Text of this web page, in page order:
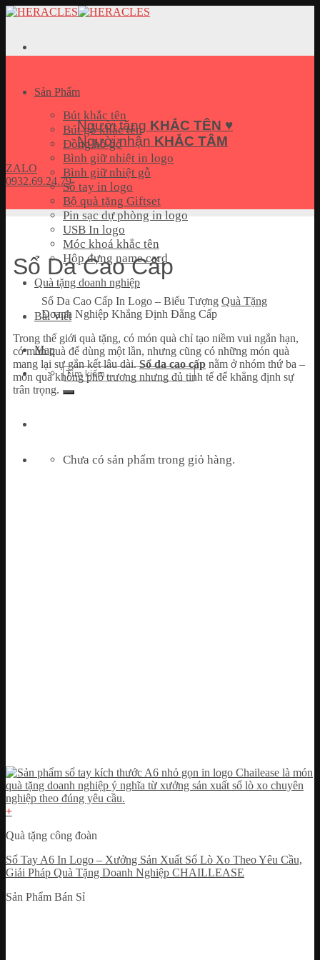
Skip
Sản Phẩm
Bút khắc tên
Bút gỗ khắc tên
Đồng hồ gỗ
Bình giữ nhiệt in logo
Bình giữ nhiệt gỗ
Sổ tay in logo
Bộ quà tặng Giftset
Pin sạc dự phòng in logo
USB In logo
Móc khoá khắc tên
Hộp đựng name card
Quà tặng doanh nghiệp
Bài Viết
Map
Tìm
kiếm:
Chưa có sản phẩm trong giỏ hàng.
Người tặng KHẮC TÊN ♥
Người nhận KHẮC TÂM
ZALO
0932.69.24.79
Sổ Da Cao Cấp
Sổ Da Cao Cấp In Logo – Biểu Tượng Quà Tặng
Doanh Nghiệp Khẳng Định Đẳng Cấp
Trong thế giới quà tặng, có món quà chỉ tạo niềm vui ngắn hạn,
có món quà để dùng một lần, nhưng cũng có những món quà
mang lại sự gắn kết lâu dài.Sổ da cao cấp nằm ở nhóm thứ ba –
món quà không phô trương nhưng đủ tinh tế để khẳng định sự
trân trọng.
+
Quà tặng công đoàn
Sổ Tay A6 In Logo – Xưởng Sản Xuất Sổ Lò Xo Theo Yêu Cầu,
Giải Pháp Quà Tặng Doanh Nghiệp CHAILLEASE
Sản Phẩm Bán Sỉ